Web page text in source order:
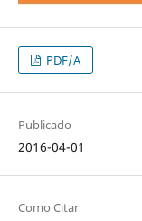
PDF/A
Publicado
2016-04-01
Como Citar